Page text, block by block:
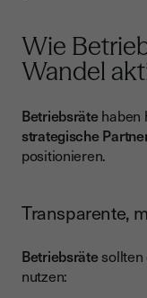
Wie
Wandel
Betriebsrätehaben
strategische
positionieren.
Transparente,
Betriebsrätesollten
nutzen: